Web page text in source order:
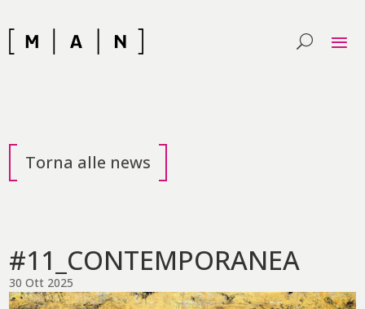
content
Torna alle news
#11_CONTEMPORANEA
30 Ott 2025